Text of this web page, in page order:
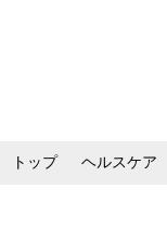
トップ ヘルスケア